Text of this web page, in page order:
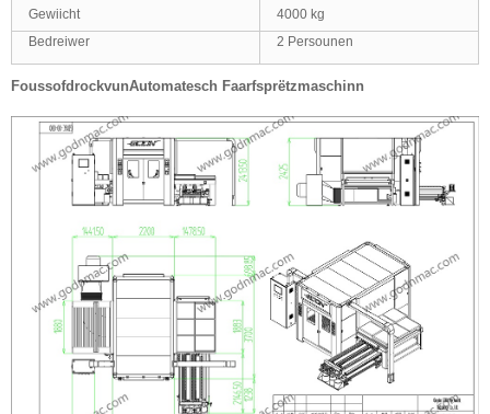
Gewiicht
4000 kg
Bedreiwer
2 Persounen
FoussofdrockvunAutomatesch Faarfsprëtzmaschinn